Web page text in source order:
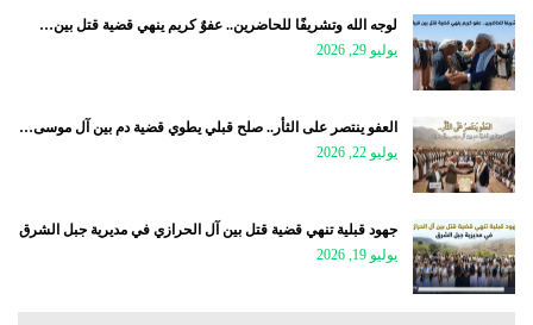
لوجه الله وتشريفًا للحاضرين.. عفوٌ كريم ينهي قضية قتل بين…
يوليو 29, 2026
العفو ينتصر على الثأر.. صلح قبلي يطوي قضية دم بين آل موسى…
يوليو 22, 2026
جهود قبلية تنهي قضية قتل بين آل الحرازي في مديرية جبل الشرق
يوليو 19, 2026